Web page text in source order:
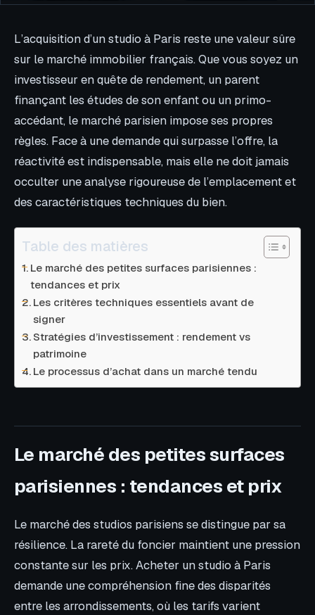
L’acquisition d’un studio à Paris reste une valeur sûre
sur le marché immobilier français. Que vous soyez un
investisseur en quête de rendement, un parent
finançant les études de son enfant ou un primo-
accédant, le marché parisien impose ses propres
règles. Face à une demande qui surpasse l’offre, la
réactivité est indispensable, mais elle ne doit jamais
occulter une analyse rigoureuse de l’emplacement et
des caractéristiques techniques du bien.
Table des matières
Le marché des petites surfaces parisiennes :
tendances et prix
Les critères techniques essentiels avant de
signer
Stratégies d’investissement : rendement vs
patrimoine
Le processus d’achat dans un marché tendu
Le marché des petites surfaces
parisiennes : tendances et prix
Le marché des studios parisiens se distingue par sa
résilience. La rareté du foncier maintient une pression
constante sur les prix. Acheter un studio à Paris
demande une compréhension fine des disparités
entre les arrondissements, où les tarifs varient